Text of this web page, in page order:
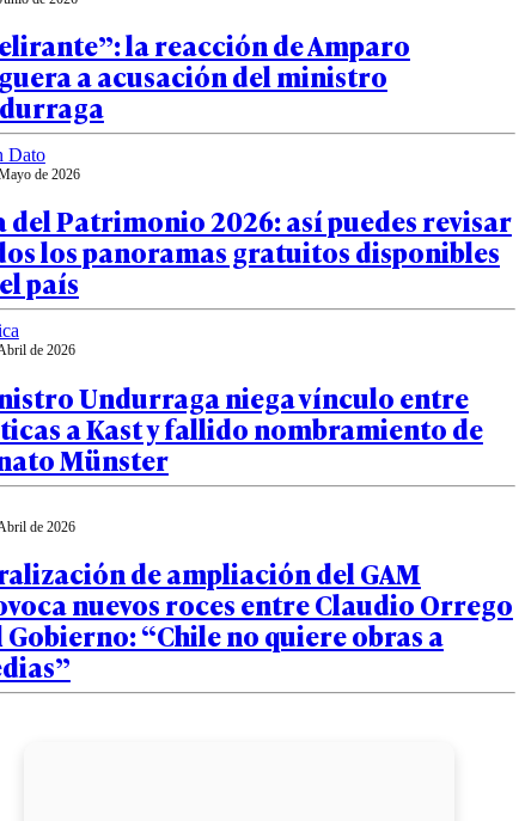
la reacción de Amparo
a acusación del ministro
Dato
de 2026
del Patrimonio 2026: así puedes revisar
los panoramas gratuitos disponibles
país
de 2026
Undurraga niega vínculo entre
a Kast y fallido nombramiento de
Münster
de 2026
de ampliación del GAM
nuevos roces entre Claudio Orrego
Gobierno: “Chile no quiere obras a